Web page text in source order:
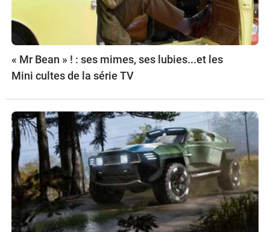
« Mr Bean » ! : ses mimes, ses lubies...et les
Mini cultes de la série TV